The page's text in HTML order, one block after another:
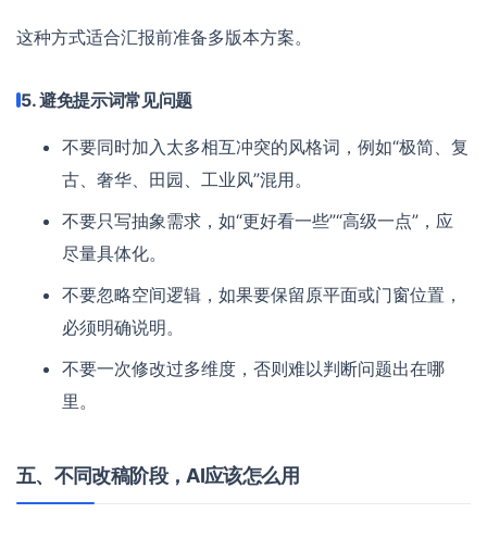
这种方式适合汇报前准备多版本方案。
5. 避免提示词常见问题
不要同时加入太多相互冲突的风格词，例如“极简、复
古、奢华、田园、工业风”混用。
不要只写抽象需求，如“更好看一些”“高级一点”，应
尽量具体化。
不要忽略空间逻辑，如果要保留原平面或门窗位置，
必须明确说明。
不要一次修改过多维度，否则难以判断问题出在哪
里。
五、不同改稿阶段，AI应该怎么用